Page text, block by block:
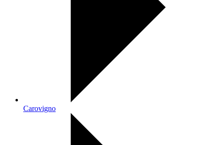
Carovigno